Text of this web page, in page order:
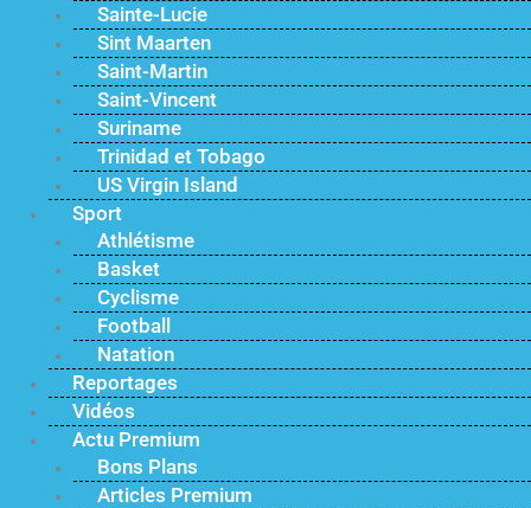
Sainte-Lucie
Sint Maarten
Saint-Martin
Saint-Vincent
Suriname
Trinidad et Tobago
US Virgin Island
Sport
Athlétisme
Basket
Cyclisme
Football
Natation
Reportages
Vidéos
Actu Premium
Bons Plans
Articles Premium